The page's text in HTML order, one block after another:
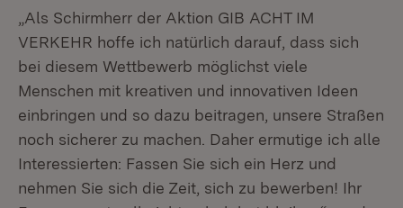
„Als Schirmherr der Aktion GIB ACHT IM
VERKEHR hoffe ich natürlich darauf, dass sich
bei diesem Wettbewerb möglichst viele
Menschen mit kreativen und innovativen Ideen
einbringen und so dazu beitragen, unsere Straßen
noch sicherer zu machen. Daher ermutige ich alle
Interessierten: Fassen Sie sich ein Herz und
nehmen Sie sich die Zeit, sich zu bewerben! Ihr